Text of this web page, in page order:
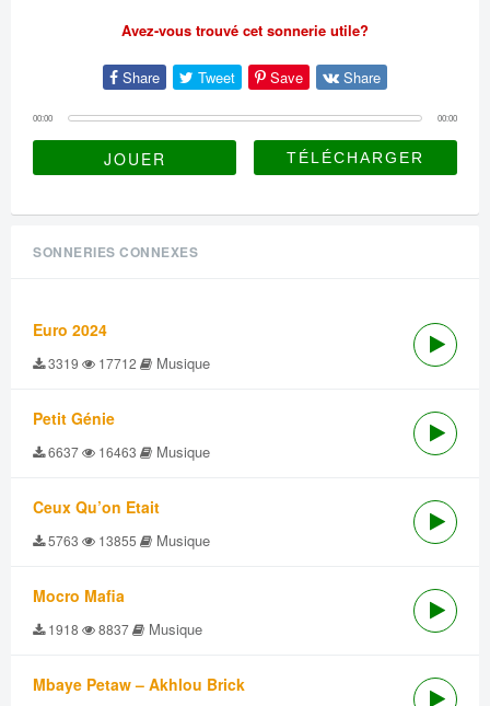
Avez-vous trouvé cet sonnerie utile?
Share Tweet Save Share
00:00 00:00
JOUER
SONNERIES CONNEXES
Euro 2024
3319 17712 Musique
Petit Génie
6637 16463 Musique
Ceux Qu’on Etait
5763 13855 Musique
Mocro Mafia
1918 8837 Musique
Mbaye Petaw – Akhlou Brick